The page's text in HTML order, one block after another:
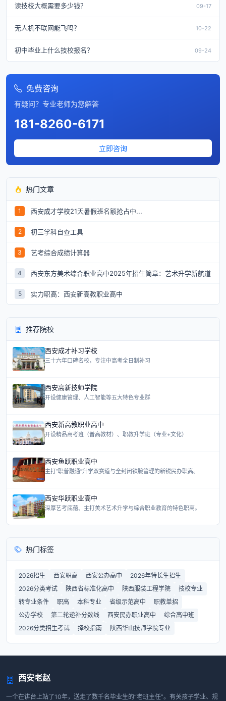
读技校大概需要多少钱？ 09-17
无人机不联网能飞吗？ 10-22
初中毕业上什么技校报名？ 09-24
免费咨询
有疑问？专业老师为您解答
181-8260-6171
立即咨询
热门文章
1 西安成才学校21天暑假班名额抢占中...
2 初三学科自查工具
3 艺考综合成绩计算器
4 西安东方美术综合职业高中2025年招生简章：艺术升学新航道
5 实力职高：西安新高教职业高中
推荐院校
西安成才补习学校
三十六年口碑名校，专注中高考全日制补习
西安高新技师学院
开设健康管理、人工智能等五大特色专业群
西安新高教职业高中
开设精品高考班（普高教材）、职教升学班（专业+文化）
西安鱼跃职业高中
主打“职普融通”升学双赛道与全封闭铁腕管理的新锐民办职高。
西安华跃职业高中
深厚艺考底蕴、主打美术艺术升学与综合职业教育的特色职高。
热门标签
2026招生 西安职高 西安公办高中
2026年特长生招生
2026分类考试
陕西省标准化高中 陕西服装工程学院
技校专业
转专业条件
职高 本科专业 省级示范高中
职教单招
公办学校
第二轮递补分数线 西安民办职业高中
综合高中班
2026分类招生考试
择校指南 陕西华山技师学院专业
西安老赵
一个在讲台上站了10年，送走了数千名毕业生的“老班主任”。有关孩子学业、规